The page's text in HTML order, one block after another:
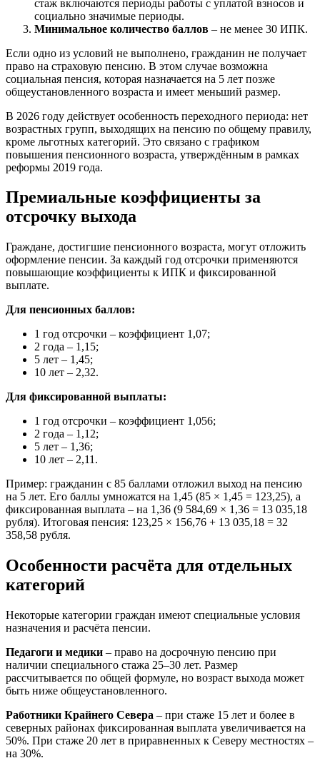
стаж включаются периоды работы с уплатой взносов и
социально значимые периоды.
Минимальное количество баллов – не менее 30 ИПК.
Если одно из условий не выполнено, гражданин не получает
право на страховую пенсию. В этом случае возможна
социальная пенсия, которая назначается на 5 лет позже
общеустановленного возраста и имеет меньший размер.
В 2026 году действует особенность переходного периода: нет
возрастных групп, выходящих на пенсию по общему правилу,
кроме льготных категорий. Это связано с графиком
повышения пенсионного возраста, утверждённым в рамках
реформы 2019 года.
Премиальные коэффициенты за
отсрочку выхода
Граждане, достигшие пенсионного возраста, могут отложить
оформление пенсии. За каждый год отсрочки применяются
повышающие коэффициенты к ИПК и фиксированной
выплате.
Для пенсионных баллов:
1 год отсрочки – коэффициент 1,07;
2 года – 1,15;
5 лет – 1,45;
10 лет – 2,32.
Для фиксированной выплаты:
1 год отсрочки – коэффициент 1,056;
2 года – 1,12;
5 лет – 1,36;
10 лет – 2,11.
Пример: гражданин с 85 баллами отложил выход на пенсию
на 5 лет. Его баллы умножатся на 1,45 (85 × 1,45 = 123,25), а
фиксированная выплата – на 1,36 (9 584,69 × 1,36 = 13 035,18
рубля). Итоговая пенсия: 123,25 × 156,76 + 13 035,18 = 32
358,58 рубля.
Особенности расчёта для отдельных
категорий
Некоторые категории граждан имеют специальные условия
назначения и расчёта пенсии.
Педагоги и медики – право на досрочную пенсию при
наличии специального стажа 25–30 лет. Размер
рассчитывается по общей формуле, но возраст выхода может
быть ниже общеустановленного.
Работники Крайнего Севера – при стаже 15 лет и более в
северных районах фиксированная выплата увеличивается на
50%. При стаже 20 лет в приравненных к Северу местностях –
на 30%.